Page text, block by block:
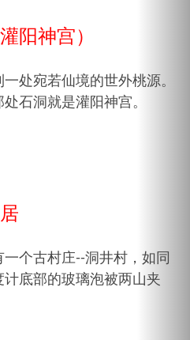
阳神宫）
处宛若仙境的世外桃源。
石洞就是灌阳神宫。
个古村庄--洞井村，如同
底部的玻璃泡被两山夹